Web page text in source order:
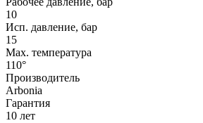
10
Исп. давление, бар
15
Max. температура
110°
Производитель
Arbonia
Гарантия
10 лет